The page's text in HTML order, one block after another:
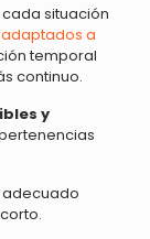
situación
a
temporal
continuo.
y
adecuado